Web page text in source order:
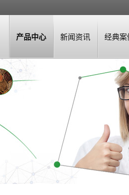
产品中心 新闻资讯 经典案